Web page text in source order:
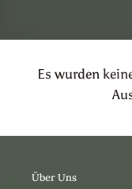
Es wurden
Über Uns